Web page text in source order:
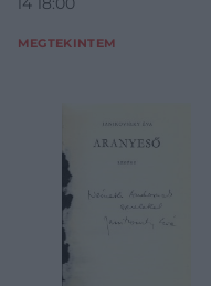
14 18:00
MEGTEKINTEM